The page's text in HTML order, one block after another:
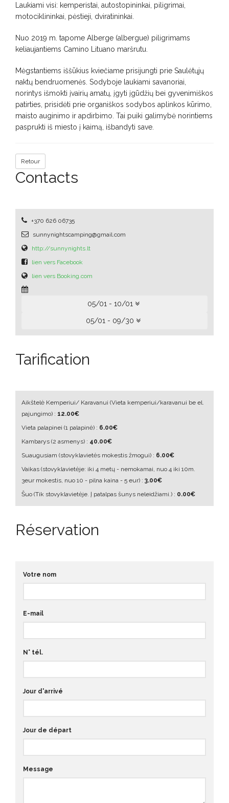
Laukiami visi: kemperistai, autostopininkai, piligrimai,
motociklininkai, pėstieji, dviratininkai.
Nuo 2019 m. tapome Alberge (albergue) piligrimams
keliaujantiems Camino Lituano maršrutu.
Mėgstantiems iššūkius kviečiame prisijungti prie Saulėtųjų
naktų bendruomenės. Sodyboje laukiami savanoriai,
norintys išmokti įvairių amatų, įgyti įgūdžių bei gyvenimiškos
patirties, prisidėti prie organiškos sodybos aplinkos kūrimo,
maisto auginimo ir apdirbimo. Tai puiki galimybė norintiems
pasprukti iš miesto į kaimą, išbandyti save.
Retour
Contacts
+370 626 06735
sunnynightscamping@gmail.com
http://sunnynights.lt
lien vers Facebook
lien vers Booking.com
05/01 - 10/01
05/01 - 09/30
Tarification
Aikštelė Kemperiui/ Karavanui (Vieta kemperiui/karavanui be el.
pajungimo) : 12.00€
Vieta palapinei (1 palapinė) : 6.00€
Kambarys (2 asmenys) : 40.00€
Suaugusiam (stovyklavietės mokestis žmogui) : 6.00€
Vaikas (stovyklavietėje: iki 4 metų - nemokamai, nuo 4 iki 10m.
3eur mokestis, nuo 10 - pilna kaina - 5 eur) : 3.00€
Šuo (Tik stovyklavietėje. Į patalpas šunys neleidžiami.) : 0.00€
Réservation
Votre nom
E-mail
N° tél.
Jour d'arrivé
Jour de départ
Message